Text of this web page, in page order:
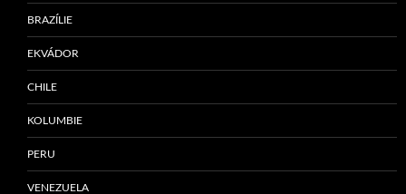
BRAZÍLIE
EKVÁDOR
CHILE
KOLUMBIE
PERU
VENEZUELA